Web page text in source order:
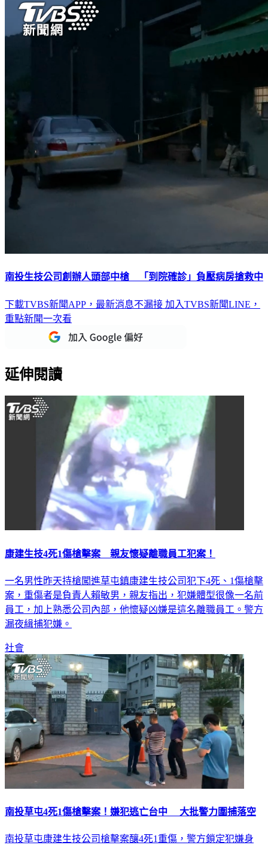
南投生技公司創辦人頭部中槍 「到院確診」負壓病房搶救中
下載TVBS新聞APP，最新消息不漏接 加入TVBS新聞LINE，
重點新聞一次看
延伸閱讀
康建生技4死1傷槍擊案 親友懷疑離職員工犯案！
一名男性昨天持槍闖進草屯鎮康建生技公司犯下4死、1傷槍擊
案，重傷者是負責人賴敏男，親友指出，犯嫌體型很像一名前
員工，加上熟悉公司內部，他懷疑凶嫌是這名離職員工。警方
漏夜緝捕犯嫌。
社會
南投草屯4死1傷槍擊案！嫌犯逃亡台中 大批警力圍捕落空
南投草屯康建生技公司槍擊案釀4死1重傷，警方鎖定犯嫌身